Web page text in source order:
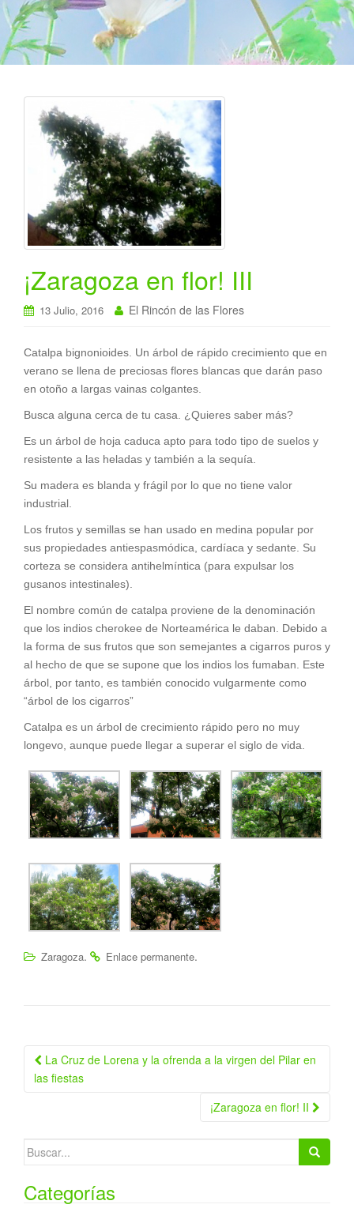
a
ó
¡Zaragoza en flor! III
13 Julio, 2016 El Rincón de las Flores
Catalpa bignonioides. Un árbol de rápido crecimiento que en
verano se llena de preciosas flores blancas que darán paso
en otoño a largas vainas colgantes.
Busca alguna cerca de tu casa. ¿Quieres saber más?
Es un árbol de hoja caduca apto para todo tipo de suelos y
resistente a las heladas y también a la sequía.
Su madera es blanda y frágil por lo que no tiene valor
industrial.
Los frutos y semillas se han usado en medina popular por
sus propiedades antiespasmódica, cardíaca y sedante. Su
corteza se considera antihelmíntica (para expulsar los
gusanos intestinales).
El nombre común de catalpa proviene de la denominación
que los indios cherokee de Norteamérica le daban. Debido a
la forma de sus frutos que son semejantes a cigarros puros y
al hecho de que se supone que los indios los fumaban. Este
árbol, por tanto, es también conocido vulgarmente como
“árbol de los cigarros”
Catalpa es un árbol de crecimiento rápido pero no muy
longevo, aunque puede llegar a superar el siglo de vida.
Zaragoza. Enlace permanente.
Navegación de la entrada
La Cruz de Lorena y la ofrenda a la virgen del Pilar en
las fiestas
¡Zaragoza en flor! II
Buscar:
Categorías